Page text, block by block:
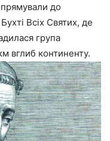
до
Всіх Святих, де
група
вглиб континенту.